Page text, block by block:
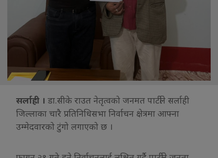
सर्लाही । डा.सीके राउत नेतृत्वको जनमत पार्टीले सर्लाही
जिल्लाका चारै प्रतिनिधिसभा निर्वाचन क्षेत्रमा आफ्ना
उम्मेदवारको टुंगो लगाएको छ ।